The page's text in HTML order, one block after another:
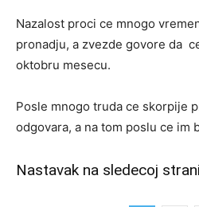
Nazalost proci ce mnogo
pronadju, a zvezde govore da
oktobru mesecu.
Posle mnogo truda ce skorpije
odgovara, a na tom poslu ce im
Nastavak na sledecoj